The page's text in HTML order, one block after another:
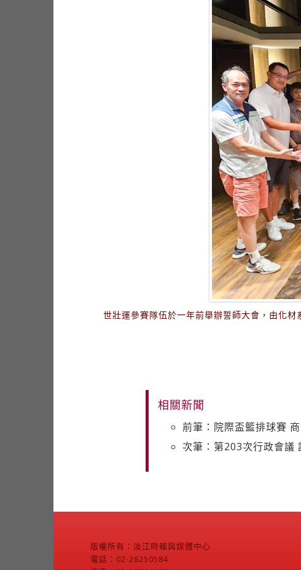
世壯運參賽隊伍於一年前舉辦誓師大會，由化
相關新聞
前筆：院際盃籃排球賽
次筆：第203次行政會議
版權所有：淡江時報與媒體中心
電話：02-26250584